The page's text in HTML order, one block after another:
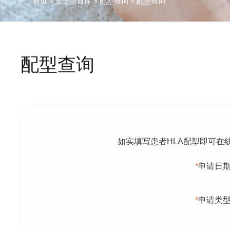
配型查询
如实填写患者HLA配型即可在
*申请日
*申请类